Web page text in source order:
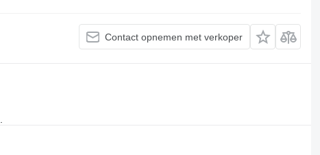
Contact opnemen met verkoper